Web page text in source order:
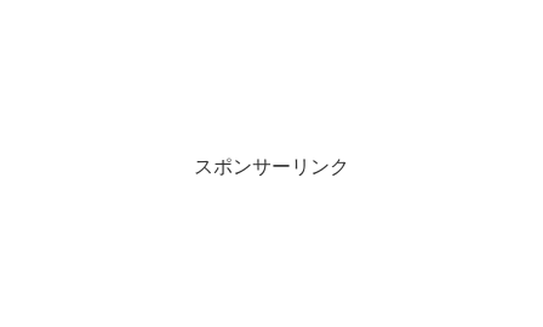
スポンサーリンク